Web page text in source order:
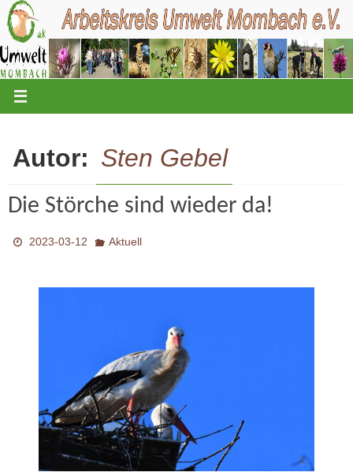
Zum
Inhalt
springen
Autor: Sten Gebel
Die Störche sind wieder da!
2023-03-12 Aktuell